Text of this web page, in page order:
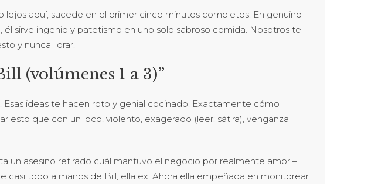
lejos aquí, sucede en el primer cinco minutos completos. En genuino
él sirve ingenio y patetismo en uno solo sabroso comida. Nosotros te
y nunca llorar.
(volúmenes 1 a 3)”
Esas ideas te hacen roto y genial cocinado. Exactamente cómo
esto que con un loco, violento, exagerado (leer: sátira), venganza
un asesino retirado cuál mantuvo el negocio por realmente amor –
casi todo a manos de Bill, ella ex. Ahora ella empeñada en monitorear